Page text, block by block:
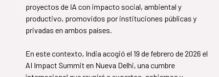
proyectos de IA con impacto social, ambiental y
productivo, promovidos por instituciones públicas y
privadas en ambos países.
​​​​​​​En este contexto, India acogió el 19 de febrero de 2026 el
AI Impact Summit en Nueva Delhi, una cumbre